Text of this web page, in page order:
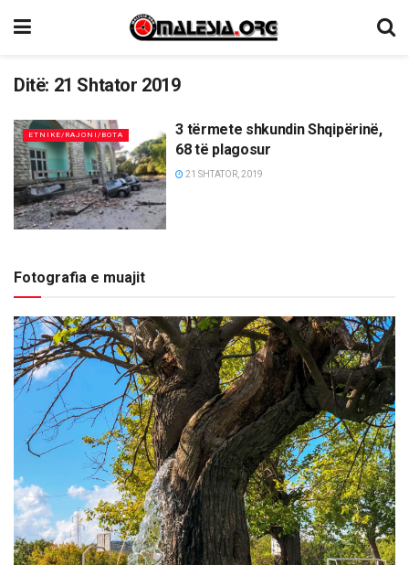
Ditë: 21 Shtator 2019
ETNIKE/RAJONI/BOTA
3 tërmete shkundin Shqipërinë,
68 të plagosur
21 SHTATOR, 2019
Fotografia e muajit